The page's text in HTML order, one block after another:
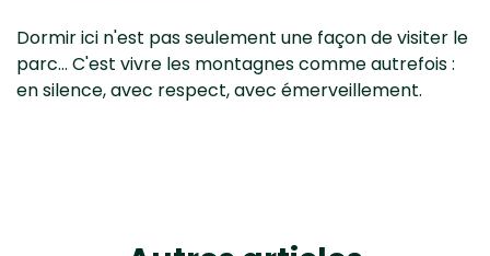
Dormir ici n'est pas seulement une façon de visiter le
parc… C'est vivre les montagnes comme autrefois :
en silence, avec respect, avec émerveillement.